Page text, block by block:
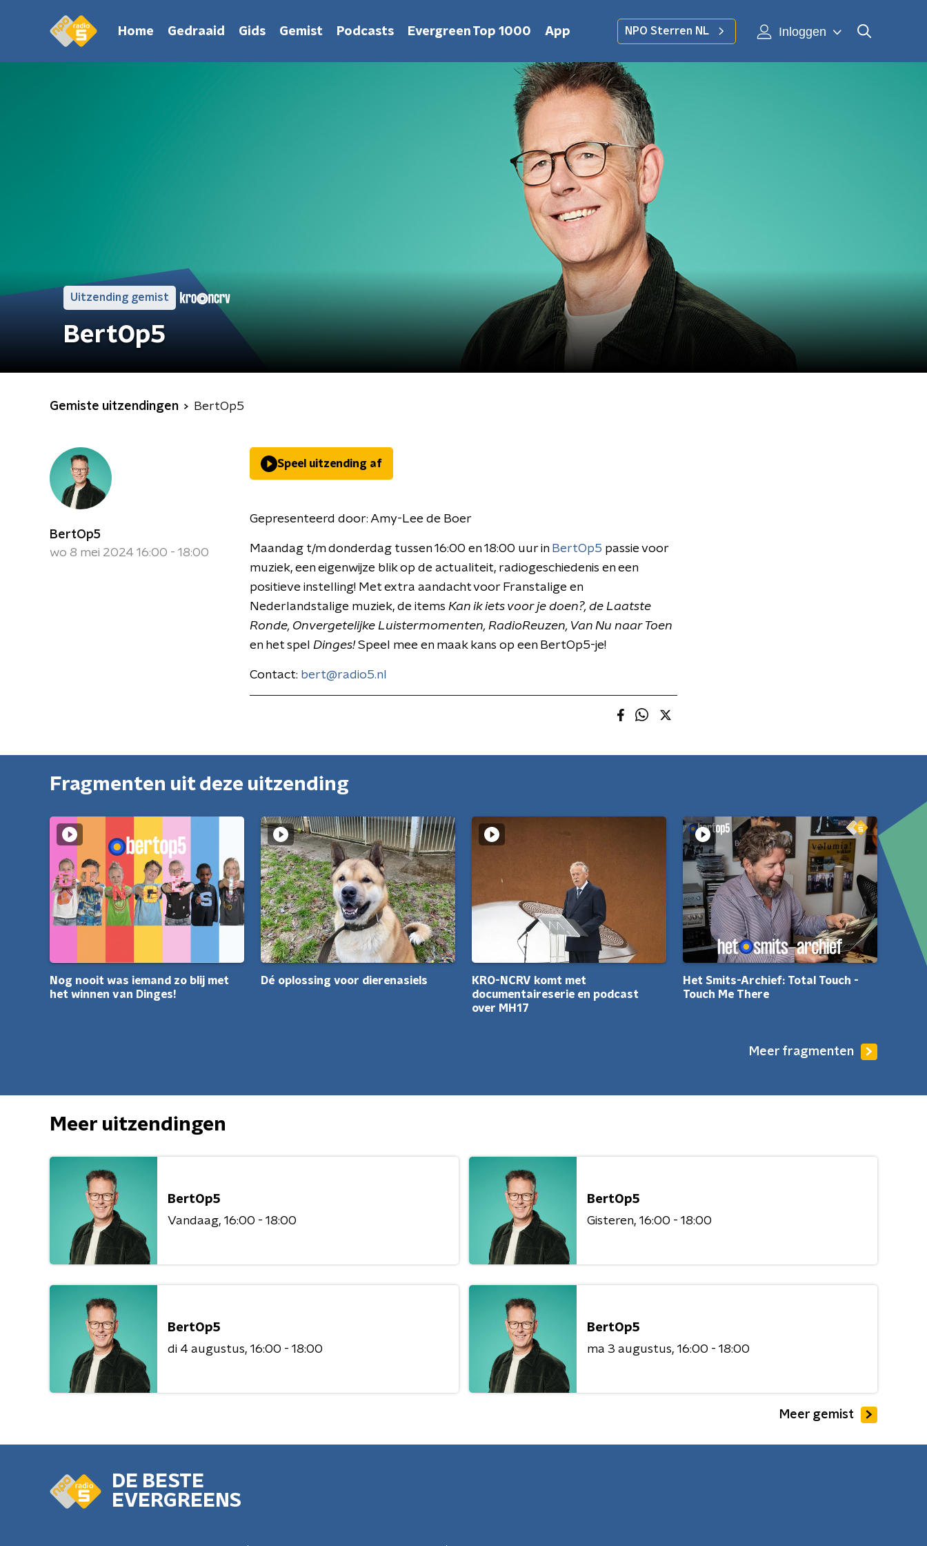
Home Gedraaid Gids Gemist Podcasts Evergreen Top 1000 App NPO Sterren NL Inloggen
Uitzending gemist
BertOp5
Gemiste uitzendingen BertOp5
BertOp5
wo 8 mei 2024 16:00 - 18:00
Speel uitzending af
Gepresenteerd door: Amy-Lee de Boer
Maandag t/m donderdag tussen 16:00 en 18:00 uur in BertOp5 passie voor
muziek, een eigenwijze blik op de actualiteit, radiogeschiedenis en een
positieve instelling! Met extra aandacht voor Franstalige en
Nederlandstalige muziek, de items Kan ik iets voor je doen?, de Laatste
Ronde, Onvergetelijke Luistermomenten, RadioReuzen, Van Nu naar Toen
en het spel Dinges!Speel mee en maak kans op een BertOp5-je!
Contact: bert@radio5.nl
Fragmenten uit deze uitzending
Nog nooit was iemand zo blij met
het winnen van Dinges!
Dé oplossing voor dierenasiels
KRO-NCRV komt met
documentaireserie en podcast
over MH17
Het Smits-Archief: Total Touch -
Touch Me There
Meer fragmenten
Meer uitzendingen
BertOp5
Vandaag 16:00 - 18:00
BertOp5
Gisteren 16:00 - 18:00
BertOp5
di 4 augustus 16:00 - 18:00
BertOp5
ma 3 augustus 16:00 - 18:00
Meer gemist
DE BESTE
EVERGREENS